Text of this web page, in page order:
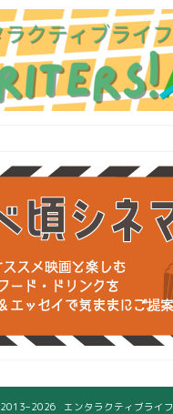
2013–2026 エンタラクティブライフ